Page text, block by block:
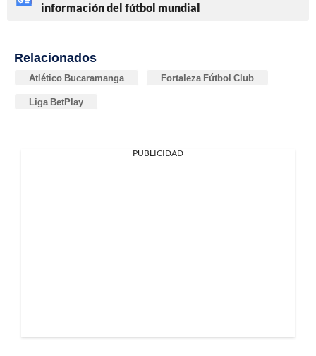
información del fútbol mundial
Relacionados
Atlético Bucaramanga Fortaleza Fútbol Club
Liga BetPlay
PUBLICIDAD